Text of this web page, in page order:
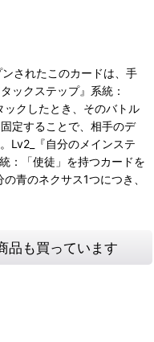
されたこのカードは、手
ックステップ』系統：
ックしたとき、そのバトル
定することで、相手のデ
Lv2_『自分のメインステ
：「使徒」を持つカードを
青のネクサス1つにつき、
品も買っています